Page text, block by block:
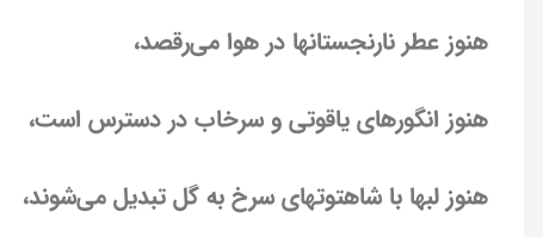
هنوز عطر نارنجستانها در هوا می‌رقصد،
هنوز انگورهای یاقوتی و سرخاب در دسترس است،
هنوز لبها با شاهتوتهای سرخ به گل تبدیل می‌شوند،